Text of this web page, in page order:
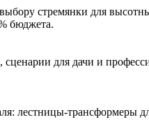
стремянки для
бюджета.
для дачи и
лестницы-трансформеры